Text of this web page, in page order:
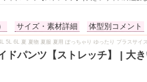
サイズ・素材詳細 体型別コメント
5L 6L 夏 夏物 夏服 夏用 ぽっちゃり ゆったり プラスサイ
ドパンツ【ストレッチ】 | 大